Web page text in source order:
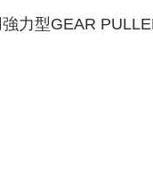
力型GEAR